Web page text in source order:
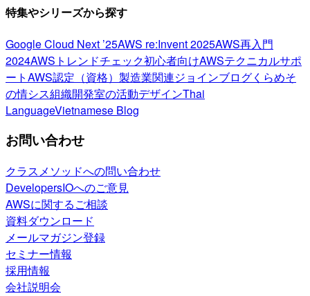
特集やシリーズから探す
Google Cloud Next ’25AWS re:Invent 2025AWS再入門
2024AWSトレンドチェック初心者向けAWSテクニカルサポ
ートAWS認定（資格） 製造業関連ジョインブログくらめそ
の情シス組織開発室の活動デザインThai
LanguageVietnamese Blog
お問い合わせ
クラスメソッドへの問い合わせ
DevelopersIOへのご意見
AWSに関するご相談
資料ダウンロード
メールマガジン登録
セミナー情報
採用情報
会社説明会